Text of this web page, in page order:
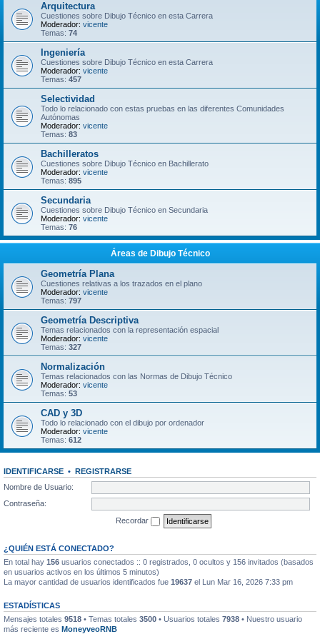
Arquitectura
Cuestiones sobre Dibujo Técnico en esta Carrera
Moderador: vicente
Temas: 74
Ingeniería
Cuestiones sobre Dibujo Técnico en esta Carrera
Moderador: vicente
Temas: 457
Selectividad
Todo lo relacionado con estas pruebas en las diferentes Comunidades
Autónomas
Moderador: vicente
Temas: 83
Bachilleratos
Cuestiones sobre Dibujo Técnico en Bachillerato
Moderador: vicente
Temas: 895
Secundaria
Cuestiones sobre Dibujo Técnico en Secundaria
Moderador: vicente
Temas: 76
Áreas de Dibujo Técnico
Geometría Plana
Cuestiones relativas a los trazados en el plano
Moderador: vicente
Temas: 797
Geometría Descriptiva
Temas relacionados con la representación espacial
Moderador: vicente
Temas: 327
Normalización
Temas relacionados con las Normas de Dibujo Técnico
Moderador: vicente
Temas: 53
CAD y 3D
Todo lo relacionado con el dibujo por ordenador
Moderador: vicente
Temas: 612
IDENTIFICARSE • REGISTRARSE
Nombre de Usuario:
Contraseña:
Recordar
¿QUIÉN ESTÁ CONECTADO?
En total hay 156 usuarios conectados :: 0 registrados, 0 ocultos y 156 invitados (basados
en usuarios activos en los últimos 5 minutos)
La mayor cantidad de usuarios identificados fue 19637 el Lun Mar 16, 2026 7:33 pm
ESTADÍSTICAS
Mensajes totales 9518 • Temas totales 3500 • Usuarios totales 7938 • Nuestro usuario
más reciente es MoneyveoRNB